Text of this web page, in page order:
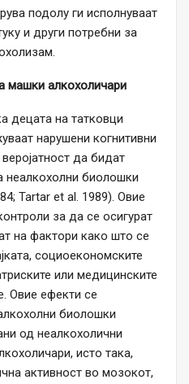
подолу ги исполнуваат
и други потребни за
машки алкохоличари
децата на татковци
нарушени когнитивни
да бидат
неалкохолни биолошки
Tartar et al. 1989). Овие
за да се осигурат
на фактори како што се
социоекономските
или медицинските
Овие ефекти се
биолошки
од неалкохолични
исто така,
активност во мозокот,